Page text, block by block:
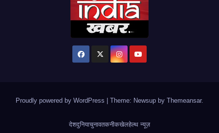
Proudly powered by WordPress Theme: Newsup by Themeansar.
देशदुनियाचुनावतकनीकखेलहेल्थ न्यूज़